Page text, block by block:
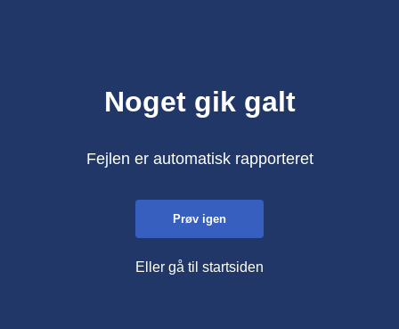
Noget gik galt
Fejlen er automatisk rapporteret
Prøv igen
Eller gå til startsiden